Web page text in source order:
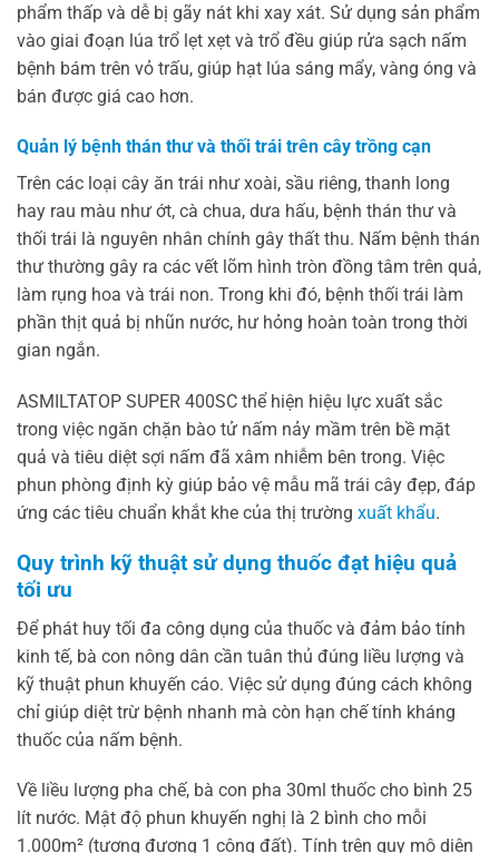
phẩm thấp và dễ bị gãy nát khi xay xát. Sử dụng sản phẩm
vào giai đoạn lúa trổ lẹt xẹt và trổ đều giúp rửa sạch nấm
bệnh bám trên vỏ trấu, giúp hạt lúa sáng mẩy, vàng óng và
bán được giá cao hơn.
Quản lý bệnh thán thư và thối trái trên cây trồng cạn
Trên các loại cây ăn trái như xoài, sầu riêng, thanh long
hay rau màu như ớt, cà chua, dưa hấu, bệnh thán thư và
thối trái là nguyên nhân chính gây thất thu. Nấm bệnh thán
thư thường gây ra các vết lõm hình tròn đồng tâm trên quả,
làm rụng hoa và trái non. Trong khi đó, bệnh thối trái làm
phần thịt quả bị nhũn nước, hư hỏng hoàn toàn trong thời
gian ngắn.
ASMILTATOP SUPER 400SC thể hiện hiệu lực xuất sắc
trong việc ngăn chặn bào tử nấm nảy mầm trên bề mặt
quả và tiêu diệt sợi nấm đã xâm nhiễm bên trong. Việc
phun phòng định kỳ giúp bảo vệ mẫu mã trái cây đẹp, đáp
ứng các tiêu chuẩn khắt khe của thị trường xuất khẩu.
Quy trình kỹ thuật sử dụng thuốc đạt hiệu quả
tối ưu
Để phát huy tối đa công dụng của thuốc và đảm bảo tính
kinh tế, bà con nông dân cần tuân thủ đúng liều lượng và
kỹ thuật phun khuyến cáo. Việc sử dụng đúng cách không
chỉ giúp diệt trừ bệnh nhanh mà còn hạn chế tính kháng
thuốc của nấm bệnh.
Về liều lượng pha chế, bà con pha 30ml thuốc cho bình 25
lít nước. Mật độ phun khuyến nghị là 2 bình cho mỗi
1.000m² (tương đương 1 công đất). Tính trên quy mô diện